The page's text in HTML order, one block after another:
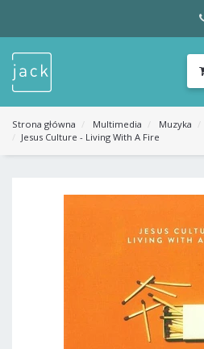
KATEGORIE
MENU
Strona główna Multimedia Muzyka
Jesus Culture - Living With A Fire